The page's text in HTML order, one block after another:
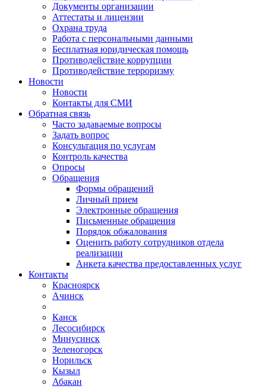
Документы организации
Аттестаты и лицензии
Охрана труда
Работа с персональными данными
Бесплатная юридическая помощь
Противодействие коррупции
Противодействие терроризму
Новости
Новости
Контакты для СМИ
Обратная связь
Часто задаваемые вопросы
Задать вопрос
Консультация по услугам
Контроль качества
Опросы
Обращения
Формы обращений
Личный прием
Электронные обращения
Письменные обращения
Порядок обжалования
Оценить работу сотрудников отдела
реализации
Анкета качества предоставленных услуг
Контакты
Красноярск
Ачинск
Канск
Лесосибирск
Минусинск
Зеленогорск
Норильск
Кызыл
Абакан